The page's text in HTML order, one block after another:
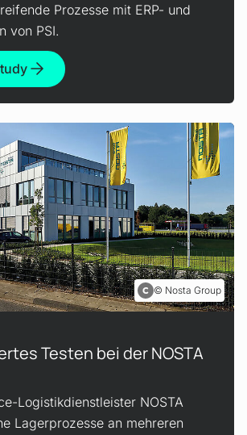
Prozesse mit ERP- und
von PSI.
Nosta Group
Testen bei der NOSTA
Logistikdienstleister NOSTA
Lagerprozesse an mehreren